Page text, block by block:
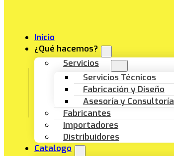
Inicio
¿Qué hacemos?
Servicios
Servicios Técnicos
Fabricación y Diseño
Asesoría y Consultoría
Fabricantes
Importadores
Distribuidores
Catalogo